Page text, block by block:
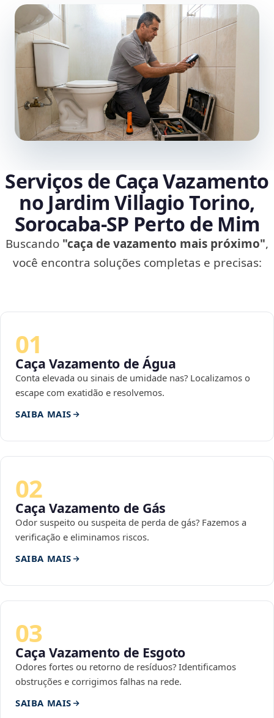
Serviços de Caça Vazamento
no Jardim Villagio Torino,
Sorocaba‑SP Perto de Mim
Buscando "caça de vazamento mais próximo",
você encontra soluções completas e precisas:
01
Caça Vazamento de Água
Conta elevada ou sinais de umidade nas? Localizamos o
escape com exatidão e resolvemos.
SAIBA MAIS
02
Caça Vazamento de Gás
Odor suspeito ou suspeita de perda de gás? Fazemos a
verificação e eliminamos riscos.
SAIBA MAIS
03
Caça Vazamento de Esgoto
Odores fortes ou retorno de resíduos? Identificamos
obstruções e corrigimos falhas na rede.
SAIBA MAIS